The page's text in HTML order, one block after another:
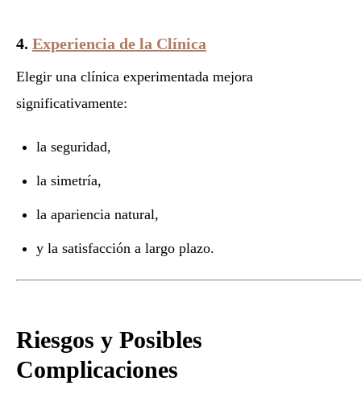
4. Experiencia de la Clínica
Elegir una clínica experimentada mejora
significativamente:
la seguridad,
la simetría,
la apariencia natural,
y la satisfacción a largo plazo.
Riesgos y Posibles
Complicaciones